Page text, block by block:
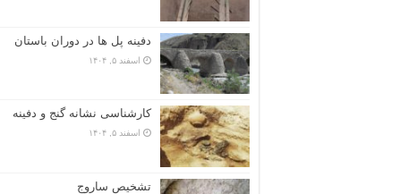
دفینه پل ها در دوران باستان
اسفند ۵, ۱۴۰۴
کارشناسی نشانه گنج و دفینه
اسفند ۵, ۱۴۰۴
تشخیص ساروج